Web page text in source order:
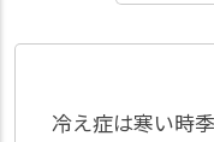
冷え症は寒い時